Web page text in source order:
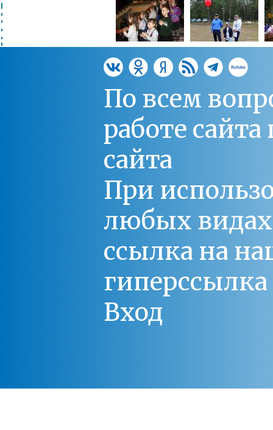
По всем
работе
сайта
При
любых
ссылка на
Вход